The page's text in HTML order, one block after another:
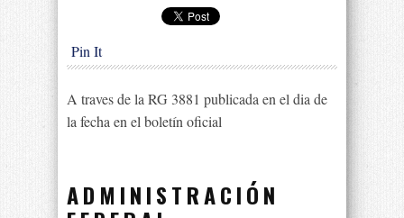
Pin It
A traves de la RG 3881 publicada en el dia de
la fecha en el boletín oficial
ADMINISTRACIÓN